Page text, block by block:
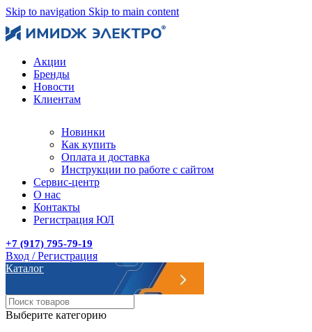
Skip to navigation Skip to main content
Акции
Бренды
Новости
Клиентам
Новинки
Как купить
Оплата и доставка
Инструкции по работе с сайтом
Сервис-центр
О нас
Контакты
Регистрация ЮЛ
+7 (917) 795-79-19
Вход / Регистрация
Каталог
Выберите категорию